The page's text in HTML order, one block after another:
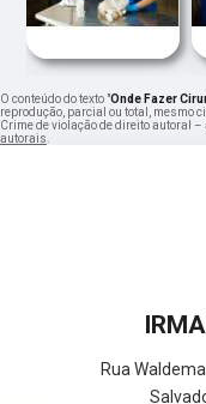
O conteúdo do texto "Onde Fazer
reprodução, parcial ou total, mesmo
Crime de violação de direito autoral
autorais
Rua